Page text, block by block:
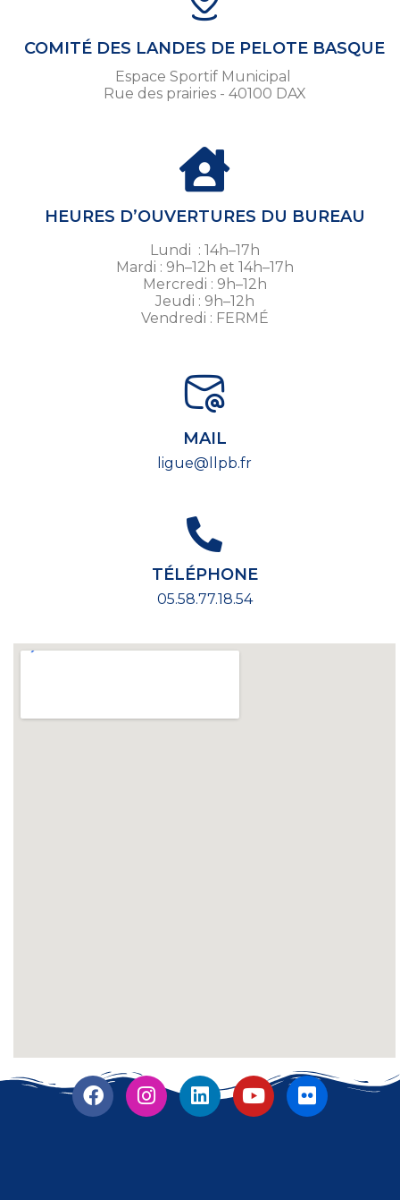
COMITÉ DES LANDES DE PELOTE BASQUE
Espace Sportif Municipal
Rue des prairies - 40100 DAX
HEURES D’OUVERTURES DU BUREAU
Lundi : 14h–17h
Mardi : 9h–12h et 14h–17h
Mercredi : 9h–12h
Jeudi : 9h–12h
Vendredi : FERMÉ
MAIL
ligue@llpb.fr
TÉLÉPHONE
05.58.77.18.54